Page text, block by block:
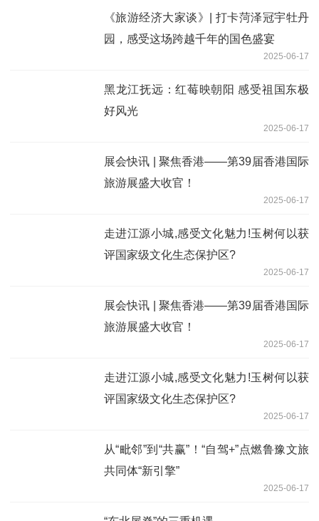
《旅游经济大家谈》| 打卡菏泽冠宇牡丹
园，感受这场跨越千年的国色盛宴
2025-06-17
黑龙江抚远：红莓映朝阳 感受祖国东极
好风光
2025-06-17
展会快讯 | 聚焦香港——第39届香港国际
旅游展盛大收官！
2025-06-17
走进江源小城,感受文化魅力!玉树何以获
评国家级文化生态保护区?
2025-06-17
展会快讯 | 聚焦香港——第39届香港国际
旅游展盛大收官！
2025-06-17
走进江源小城,感受文化魅力!玉树何以获
评国家级文化生态保护区?
2025-06-17
从“毗邻”到“共赢”！“自驾+”点燃鲁豫文旅
共同体“新引擎”
2025-06-17